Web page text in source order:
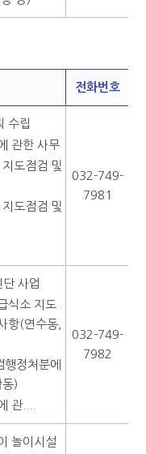
전화번호
수립
관한 사무
도점검 및
도점검 및
032-749-
7981
사업
식소 지도
항(연수동,
정처분에
)
관....
032-749-
7982
놀이시설